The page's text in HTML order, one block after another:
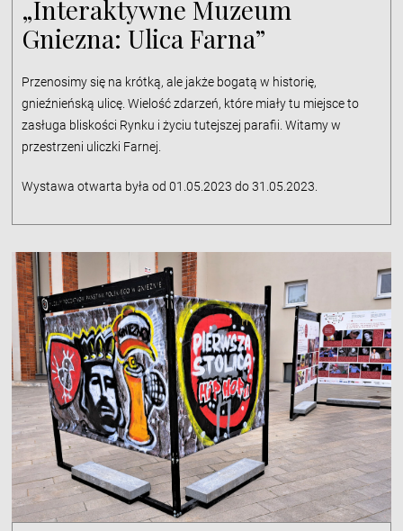
„Interaktywne Muzeum
Gniezna: Ulica Farna”
Przenosimy się na krótką, ale jakże bogatą w historię,
gnieźnieńską ulicę. Wielość zdarzeń, które miały tu miejsce to
zasługa bliskości Rynku i życiu tutejszej parafii. Witamy w
przestrzeni uliczki Farnej.
Wystawa otwarta była od 01.05.2023 do 31.05.2023.